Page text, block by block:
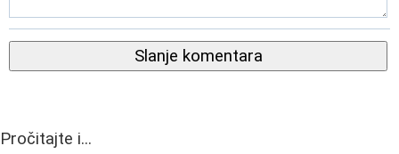
Slanje komentara
Pročitajte i...